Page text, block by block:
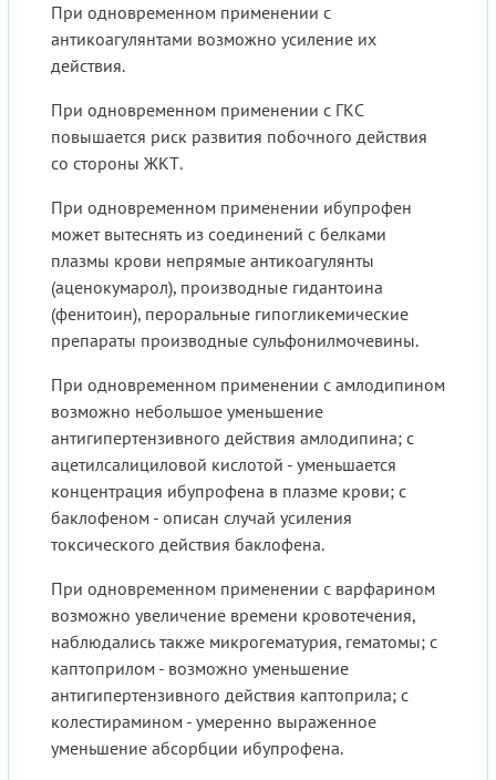
При одновременном применении с
антикоагулянтами возможно усиление их
действия.
При одновременном применении с ГКС
повышается риск развития побочного действия
со стороны ЖКТ.
При одновременном применении ибупрофен
может вытеснять из соединений с белками
плазмы крови непрямые антикоагулянты
(аценокумарол), производные гидантоина
(фенитоин), пероральные гипогликемические
препараты производные сульфонилмочевины.
При одновременном применении с амлодипином
возможно небольшое уменьшение
антигипертензивного действия амлодипина; с
ацетилсалициловой кислотой - уменьшается
концентрация ибупрофена в плазме крови; с
баклофеном - описан случай усиления
токсического действия баклофена.
При одновременном применении с варфарином
возможно увеличение времени кровотечения,
наблюдались также микрогематурия, гематомы; с
каптоприлом - возможно уменьшение
антигипертензивного действия каптоприла; с
колестирамином - умеренно выраженное
уменьшение абсорбции ибупрофена.